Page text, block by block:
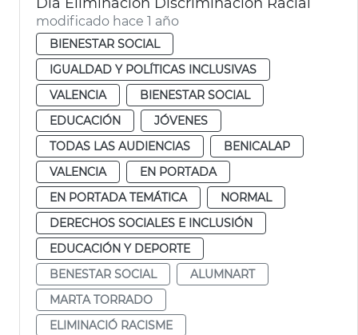
modificado hace 1 año
BIENESTAR SOCIAL
IGUALDAD Y POLÍTICAS INCLUSIVAS
VALENCIA
BIENESTAR SOCIAL
EDUCACIÓN
JÓVENES
TODAS LAS AUDIENCIAS
BENICALAP
VALENCIA
EN PORTADA
EN PORTADA TEMÁTICA
NORMAL
DERECHOS SOCIALES E INCLUSIÓN
EDUCACIÓN Y DEPORTE
BENESTAR SOCIAL
ALUMNART
MARTA TORRADO
ELIMINACIÓ RACISME